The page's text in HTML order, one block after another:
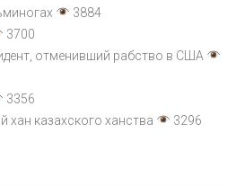
3884
3700
отменивший рабство в США
3356
хан казахского ханства
3296